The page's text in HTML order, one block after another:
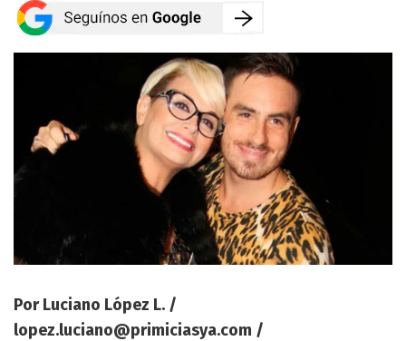
Por Luciano López L. /
lopez.luciano@primiciasya.com /